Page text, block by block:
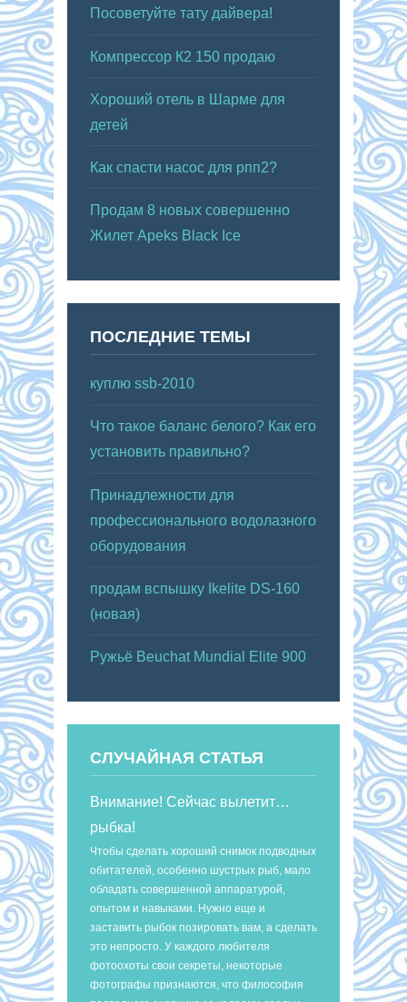
Посоветуйте тату дайвера!
Компрессор К2 150 продаю
Хороший отель в Шарме для
детей
Как спасти насос для рпп2?
Продам 8 новых совершенно
Жилет Apeks Black Ice
ПОСЛЕДНИЕ ТЕМЫ
куплю ssb-2010
Что такое баланс белого? Как его
установить правильно?
Принадлежности для
профессионального водолазного
оборудования
продам вспышку Ikelite DS-160
(новая)
Ружьё Beuchat Mundial Elite 900
СЛУЧАЙНАЯ СТАТЬЯ
Внимание! Сейчас вылетит…
рыбка!
Чтобы сделать хороший снимок подводных
обитателей, особенно шустрых рыб, мало
обладать совершенной аппаратурой,
опытом и навыками. Нужно еще и
заставить рыбок позировать вам, а сделать
это непросто. У каждого любителя
фотоохоты свои секреты, некоторые
фотографы признаются, что философия